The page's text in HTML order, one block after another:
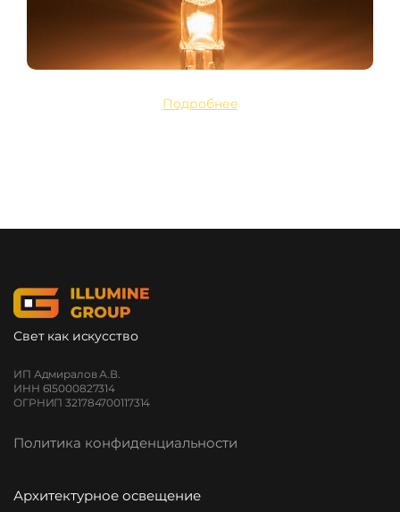
Подробнее
Свет как искусство
ИП Адмиралов А.В.
ИНН 615000827314
ОГРНИП 321784700117314
Политика конфиденциальности
Архитектурное освещение